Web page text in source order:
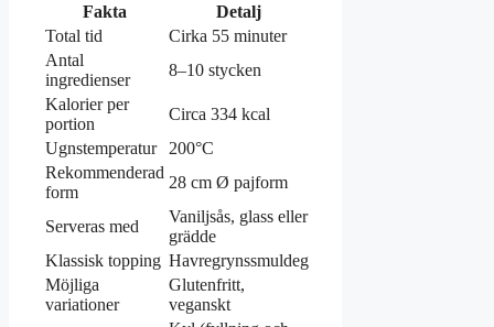
Fakta
Detalj
Total tid
Cirka 55 minuter
Antal
ingredienser
8–10 stycken
Kalorier per
portion
Circa 334 kcal
Ugnstemperatur
200°C
Rekommenderad
form
28 cm Ø pajform
Serveras med
Vaniljsås, glass eller
grädde
Klassisk topping Havregrynssmuldeg
Möjliga
variationer
Glutenfritt,
veganskt